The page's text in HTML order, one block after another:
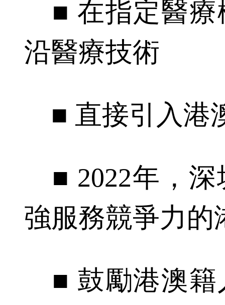
■ 在指定醫療
沿醫療技術
■ 直接引入港
■ 2022年，深
強服務競爭力的
■ 鼓勵港澳籍